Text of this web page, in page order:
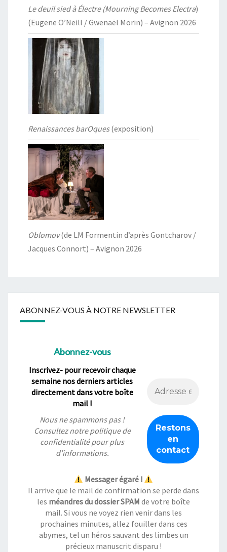
Le deuil sied à Électre (Mourning Becomes Electra)
(Eugene O’Neill / Gwenaël Morin) – Avignon 2026
Renaissances barOques(exposition)
Oblomov(de LM Formentin d’après Gontcharov /
Jacques Connort) – Avignon 2026
ABONNEZ-VOUS À NOTRE NEWSLETTER
Abonnez-vous
Inscrivez- pour recevoir chaque
semaine nos derniers articles
directement dans votre boîte
mail !
Nous ne spammons pas !
Consultez notrepolitique de
confidentialitépour plus
d’informations.
Messager égaré !
Il arrive que le mail de confirmation se perde dans
les méandres du dossier SPAM de votre boîte
mail. Si vous ne voyez rien venir dans les
prochaines minutes, allez fouiller dans ces
abymes, tel un héros sauvant des limbes un
précieux manuscrit disparu !